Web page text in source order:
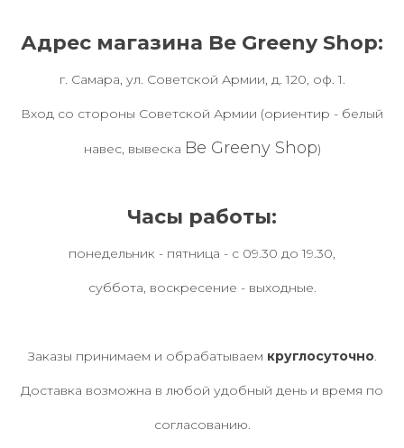
Адрес магазина Be Greeny Shop:
г. Самара, ул. Советской Армии, д. 120, оф. 1.
Вход со стороны Советской Армии (ориентир - белый
навес, вывеска Be Greeny Shop)
Часы работы:
понедельник - пятница - с 09.30 до 19.30,
суббота, воскресение - выходные.
Заказы принимаем и обрабатываем круглосуточно.
Доставка возможна в любой удобный день и время по
согласованию.